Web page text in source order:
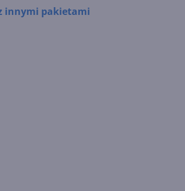
innymi pakietami